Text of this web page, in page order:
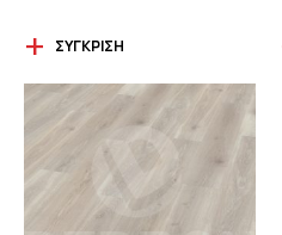
ΣΎΓΚΡΙΣΗ